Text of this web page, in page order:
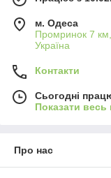
м. Одеса
Промринок 7
Україна
Контакти
Сьогодні
Показати весь
Про нас